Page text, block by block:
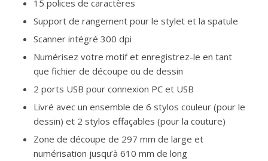
15 polices de caractères
Support de rangement pour le stylet et la spatule
Scanner intégré 300 dpi
Numérisez votre motif et enregistrez-le en tant
que fichier de découpe ou de dessin
2 ports USB pour connexion PC et USB
Livré avec un ensemble de 6 stylos couleur (pour le
dessin) et 2 stylos effaçables (pour la couture)
Zone de découpe de 297 mm de large et
numérisation jusqu’à 610 mm de long